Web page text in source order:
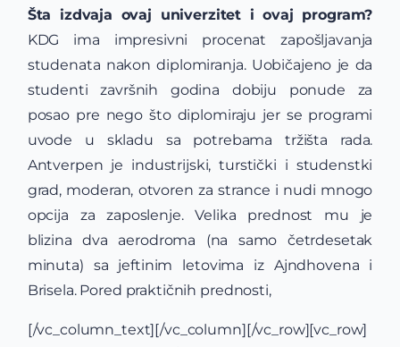
Šta izdvaja ovaj univerzitet i ovaj program?
KDG ima impresivni procenat zapošljavanja
studenata nakon diplomiranja. Uobičajeno je da
studenti završnih godina dobiju ponude za
posao pre nego što diplomiraju jer se programi
uvode u skladu sa potrebama tržišta rada.
Antverpen je industrijski, turstički i studenstki
grad, moderan, otvoren za strance i nudi mnogo
opcija za zaposlenje. Velika prednost mu je
blizina dva aerodroma (na samo četrdesetak
minuta) sa jeftinim letovima iz Ajndhovena i
Brisela. Pored praktičnih prednosti,
[/vc_column_text][/vc_column][/vc_row][vc_row]